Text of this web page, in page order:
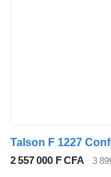
Talson F 1227
2 557 000 F CFA
3